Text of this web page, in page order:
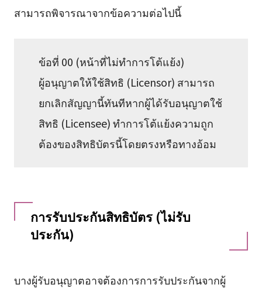
สามารถพิจารณาจากข้อความต่อไปนี้
ข้อที่ 00 (หน้าที่ไม่ทำการโต้แย้ง)
ผู้อนุญาตให้ใช้สิทธิ (Licensor) สามารถ
ยกเลิกสัญญานี้ทันทีหากผู้ได้รับอนุญาตใช้
สิทธิ (Licensee) ทำการโต้แย้งความถูก
ต้องของสิทธิบัตรนี้โดยตรงหรือทางอ้อม
การรับประกันสิทธิบัตร (ไม่รับ
ประกัน)
บางผู้รับอนุญาตอาจต้องการการรับประกันจากผู้